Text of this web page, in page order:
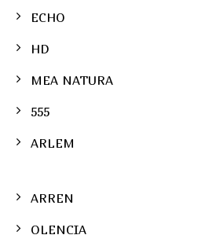
ECHO
HD
MEA NATURA
555
ARLEM
ARREN
OLENCIA